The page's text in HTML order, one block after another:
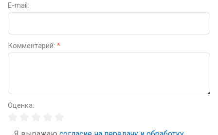
E-mail:
Комментарий: *
Оценка: